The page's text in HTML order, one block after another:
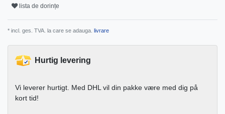
lista de dorințe
* incl. ges. TVA. la care se adauga. livrare
Hurtig levering
Vi leverer hurtigt. Med DHL vil din pakke være med dig på
kort tid!